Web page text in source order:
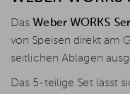
Das Weber WORKS
von Speisen direkt am
seitlichen Ablagen
Das 5-teilige Set lässt